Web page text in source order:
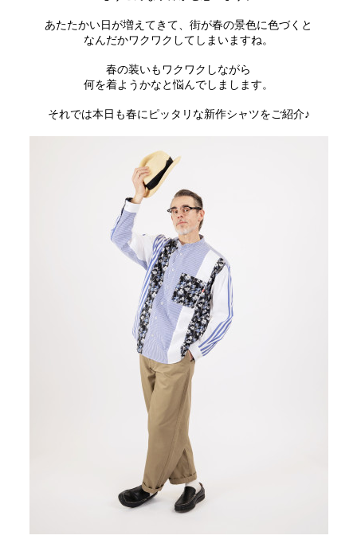
あたたかい日が増えてきて、街が春の景色に色づくと
なんだかワクワクしてしまいますね。
春の装いもワクワクしながら
何を着ようかなと悩んでしまします。
それでは本日も春にピッタリな新作シャツをご紹介♪